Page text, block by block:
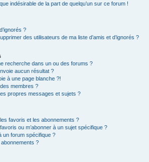
indésirable de la part de quelqu’un sur ce forum !
?
des utilisateurs de ma liste d’amis et d’ignorés ?
recherche dans un ou des forums ?
aucun résultat ?
à une page blanche ?!
membres ?
propres messages et sujets ?
favoris et les abonnements ?
ou m’abonner à un sujet spécifique ?
un forum spécifique ?
?